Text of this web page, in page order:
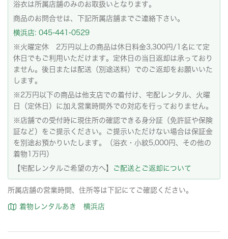
浴衣は所属店舗のみのお取扱いとなります。
商品のお問合せは、下記所属店舗までご連絡下さい。
横浜店: 045-441-0529
※火曜定休 2万円以上の商品は休日料金3,300円/1名にて定
休日でもご利用いただけます。定休日の当日返却は承っており
ません。後日または配送（別途送料）でのご返却をお願いいた
します。
※2万円以下の商品は他支店での着付け、宅配レンタル、火曜
日（定休日）に加え営業時間外での対応を行っておりません。
※店舗での受付時に現住所の確認できる身分証（免許証や保険
証など）をご提示ください。ご提示いただけない場合は保証金
を別途お預かりいたします。（浴衣・小紋5,000円、その他の
着物1万円）
【宅配レンタルご希望の方へ】
ご配送とご返却について
所属店舗の営業時間、住所等は下記にてご確認ください。
着物レンタルあき 横浜店